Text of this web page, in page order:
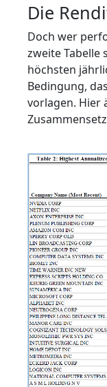
Die
Doch wer
zweite Tabelle
höchsten
Bedingung,
vorlagen. Hier